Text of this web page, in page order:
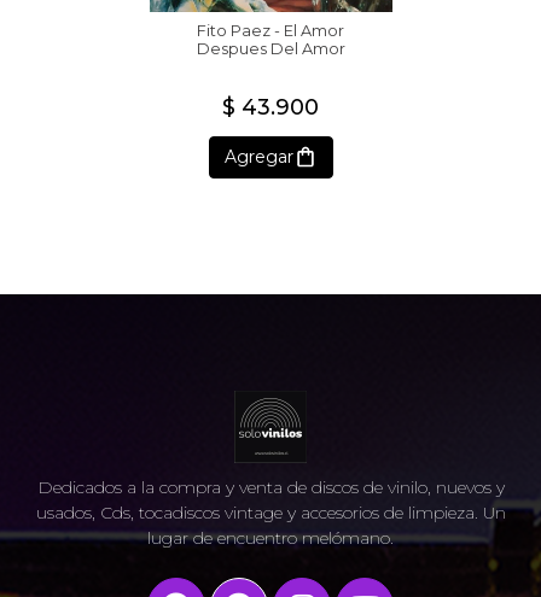
Fito Paez - El Amor
Despues Del Amor
$ 43.900
Agregar
Dedicados a la compra y venta de discos de vinilo, nuevos y
usados, Cds, tocadiscos vintage y accesorios de limpieza. Un
lugar de encuentro melómano.